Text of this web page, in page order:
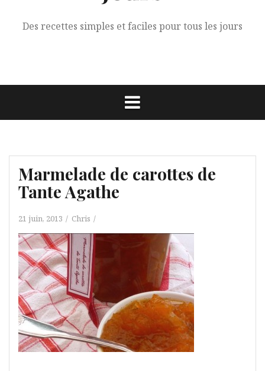
Des recettes simples et faciles pour tous les jours
Marmelade de carottes de
Tante Agathe
21 juin, 2013 Chris